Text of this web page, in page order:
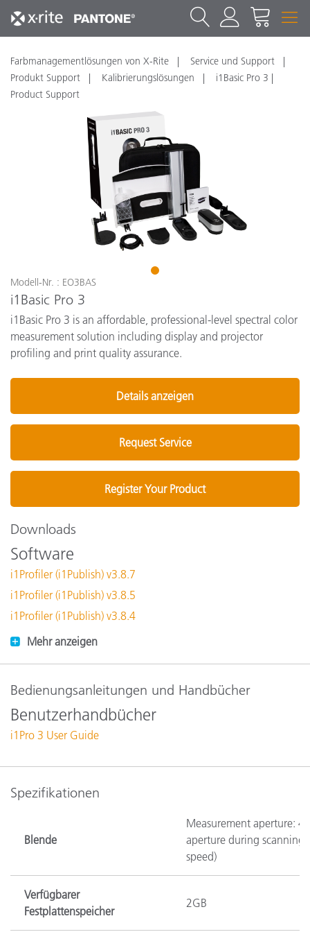
Farbmanagementlösungen von X-Rite
Service und Support
Produkt Support
Kalibrierungslösungen
i1Basic Pro 3 |
Product Support
1
Modell-Nr. : EO3BAS
i1Basic Pro 3
i1Basic Pro 3 is an affordable, professional-level spectral color
measurement solution including display and projector
profiling and print quality assurance.
Details anzeigen
Request Service
Register Your Product
Downloads
Software
i1Profiler (i1Publish) v3.8.7
i1Profiler (i1Publish) v3.8.5
i1Profiler (i1Publish) v3.8.4
Mehr anzeigen
Bedienungsanleitungen und Handbücher
Benutzerhandbücher
i1Pro 3 User Guide
Spezifikationen
Blende
Measurement aperture:
aperture during scanning
speed)
Verfügbarer
Festplattenspeicher
2GB